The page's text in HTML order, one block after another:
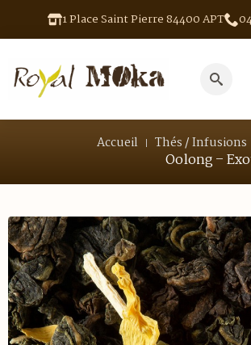
1 Place Saint Pierre 84400 APT
for:
Accueil Thés / Infusions
Oolong –